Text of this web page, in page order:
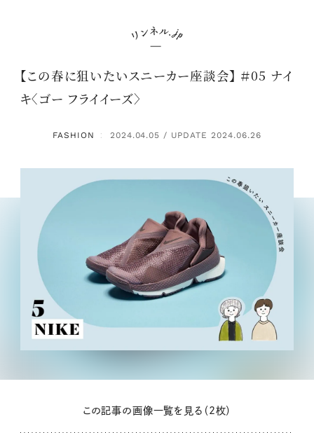
【この春に狙いたいスニーカー座談会】 ＃05 ナイ
キ〈ゴー フライイーズ〉
FASHION ： 2024.04.05 / UPDATE 2024.06.26
この記事の画像一覧を見る（2枚）